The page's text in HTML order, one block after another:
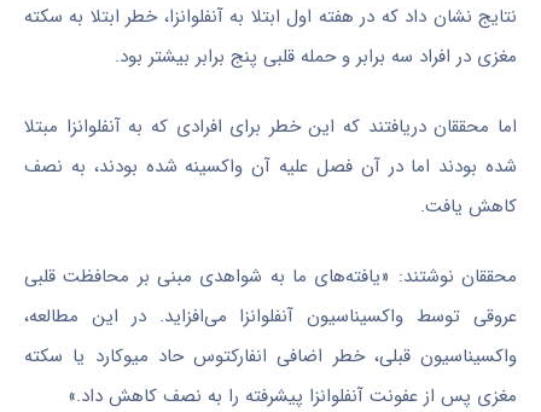
نتایج نشان داد که در هفته اول ابتلا به آنفلوانزا، خطر ابتلا به سکته
مغزی در افراد سه برابر و حمله قلبی پنج برابر بیشتر بود.
اما محققان دریافتند که این خطر برای افرادی که به آنفلوانزا مبتلا
شده بودند اما در آن فصل علیه آن واکسینه شده بودند، به نصف
کاهش یافت.
محققان نوشتند: «یافته‌های ما به شواهدی مبنی بر محافظت قلبی
عروقی توسط واکسیناسیون آنفلوانزا می‌افزاید. در این مطالعه،
واکسیناسیون قبلی، خطر اضافی انفارکتوس حاد میوکارد یا سکته
مغزی پس از عفونت آنفلوانزا پیشرفته را به نصف کاهش داد.»